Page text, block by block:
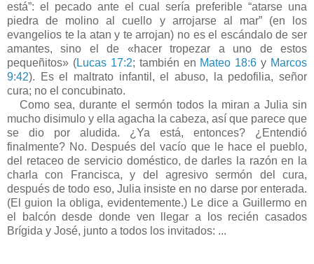
está”: el pecado ante el cual sería preferible “atarse una
piedra de molino al cuello y arrojarse al mar” (en los
evangelios te la atan y te arrojan) no es el escándalo de ser
amantes, sino el de «hacer tropezar a uno de estos
pequeñitos» (Lucas 17:2; también en Mateo 18:6 y Marcos
9:42). Es el maltrato infantil, el abuso, la pedofilia, señor
cura; no el concubinato.
Como sea, durante el sermón todos la miran a Julia sin
mucho disimulo y ella agacha la cabeza, así que parece que
se dio por aludida. ¿Ya está, entonces? ¿Entendió
finalmente? No. Después del vacío que le hace el pueblo,
del retaceo de servicio doméstico, de darles la razón en la
charla con Francisca, y del agresivo sermón del cura,
después de todo eso, Julia insiste en no darse por enterada.
(El guion la obliga, evidentemente.) Le dice a Guillermo en
el balcón desde donde ven llegar a los recién casados
Brígida y José, junto a todos los invitados: ...